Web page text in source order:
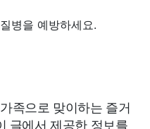
병을 예방하세요.
족으로 맞이하는 즐거
글에서 제공한 정보를